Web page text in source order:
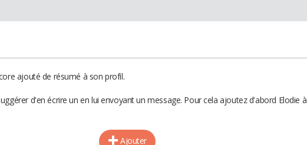
ajouté de résumé à son profil.
d'en écrire un en lui envoyant un message. Pour cela ajoutez d'abord Elodie à
Ajouter